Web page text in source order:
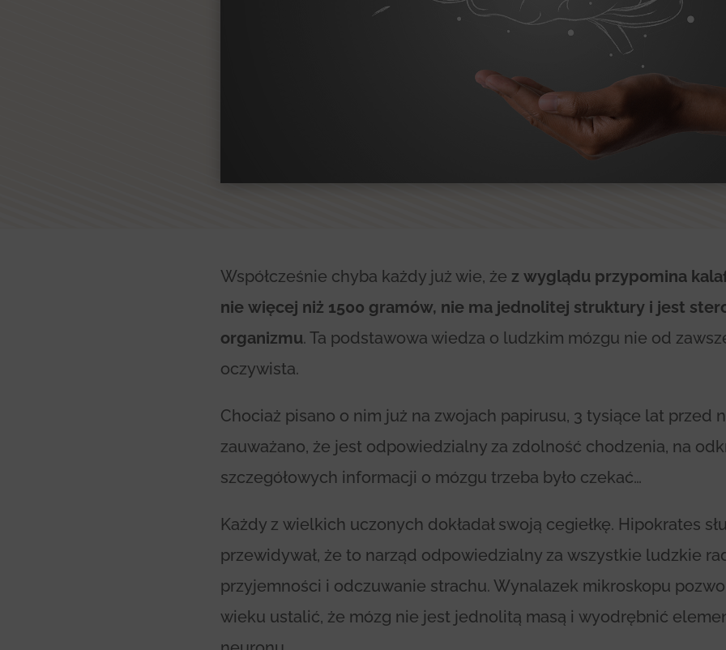
Współcześnie chyba każdy już wie, że z wyglądu przypomina
nie więcej niż 1500 gramów, nie ma jednolitej struktury i jest
organizmu. Ta podstawowa wiedza o ludzkim mózgu nie od
oczywista.
Chociaż pisano o nim już na zwojach papirusu, 3 tysiące lat przed
zauważano, że jest odpowiedzialny za zdolność chodzenia, na
szczegółowych informacji o mózgu trzeba było czekać…
Każdy z wielkich uczonych dokładał swoją cegiełkę. Hipokrates
przewidywał, że to narząd odpowiedzialny za wszystkie ludzkie
przyjemności i odczuwanie strachu. Wynalazek mikroskopu
wieku ustalić, że mózg nie jest jednolitą masą i wyodrębnić